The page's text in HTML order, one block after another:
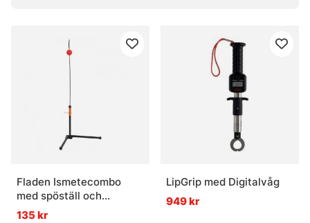
isen är stabil och grejerna sitter, då är det ett fiskesätt som
levererar väldigt ren fiskeglädje. Ganska rått. Ganska
» Tillbaka till fiskemetoder
Vad är vinterfiske?
Fladen Ismetecombo
med spöställ och
gäddvippa
135 kr
LipGrip med Digitalvåg
949 kr